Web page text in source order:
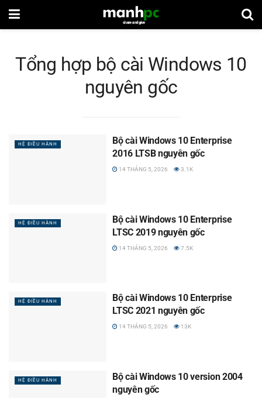
Tổng hợp bộ cài Windows 10
nguyên gốc
HỆ ĐIỀU HÀNH
Bộ cài Windows 10 Enterprise
2016 LTSB nguyên gốc
14 THÁNG 5, 2026 3.1K
HỆ ĐIỀU HÀNH
Bộ cài Windows 10 Enterprise
LTSC 2019 nguyên gốc
14 THÁNG 5, 2026 7.5K
HỆ ĐIỀU HÀNH
Bộ cài Windows 10 Enterprise
LTSC 2021 nguyên gốc
14 THÁNG 5, 2026 13K
HỆ ĐIỀU HÀNH
Bộ cài Windows 10 version 2004
nguyên gốc